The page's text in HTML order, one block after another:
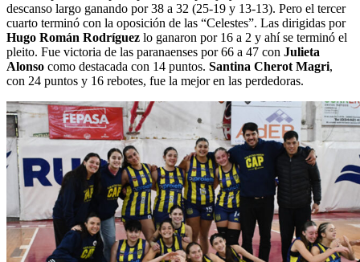
descanso largo ganando por 38 a 32 (25-19 y 13-13). Pero el tercer
cuarto terminó con la oposición de las “Celestes”. Las dirigidas por
Hugo Román Rodríguez lo ganaron por 16 a 2 y ahí se terminó el
pleito. Fue victoria de las paranaenses por 66 a 47 con Julieta
Alonso como destacada con 14 puntos. Santina Cherot Magri,
con 24 puntos y 16 rebotes, fue la mejor en las perdedoras.